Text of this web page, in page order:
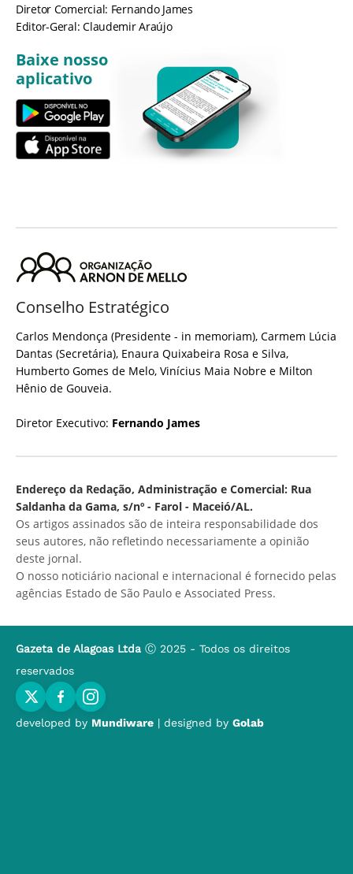
Diretor Comercial: Fernando James
Editor-Geral: Claudemir Araújo
Baixe nosso
aplicativo
Conselho Estratégico
Carlos Mendonça (Presidente - in memoriam), Carmem Lúcia
Dantas (Secretária), Enaura Quixabeira Rosa e Silva,
Humberto Gomes de Melo, Vinícius Maia Nobre e Milton
Hênio de Gouveia.
Diretor Executivo: Fernando James
Endereço da Redação, Administração e Comercial: Rua
Saldanha da Gama, s/nº - Farol - Maceió/AL.
Os artigos assinados são de inteira responsabilidade dos
seus autores, não refletindo necessariamente a opinião
deste jornal.
O nosso noticiário nacional e internacional é fornecido pelas
agências Estado de São Paulo e Associated Press.
Gazeta de Alagoas Ltda Ⓒ 2025 - Todos os direitos
reservados
developed by Mundiware | designed by Golab